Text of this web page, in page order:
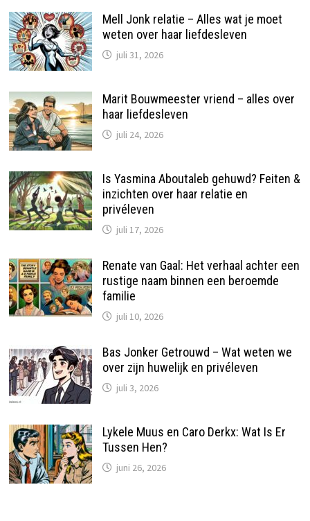
Mell Jonk relatie – Alles wat je moet
weten over haar liefdesleven
juli 31, 2026
Marit Bouwmeester vriend – alles over
haar liefdesleven
juli 24, 2026
Is Yasmina Aboutaleb gehuwd? Feiten &
inzichten over haar relatie en
privéleven
juli 17, 2026
Renate van Gaal: Het verhaal achter een
rustige naam binnen een beroemde
familie
juli 10, 2026
Bas Jonker Getrouwd – Wat weten we
over zijn huwelijk en privéleven
juli 3, 2026
Lykele Muus en Caro Derkx: Wat Is Er
Tussen Hen?
juni 26, 2026